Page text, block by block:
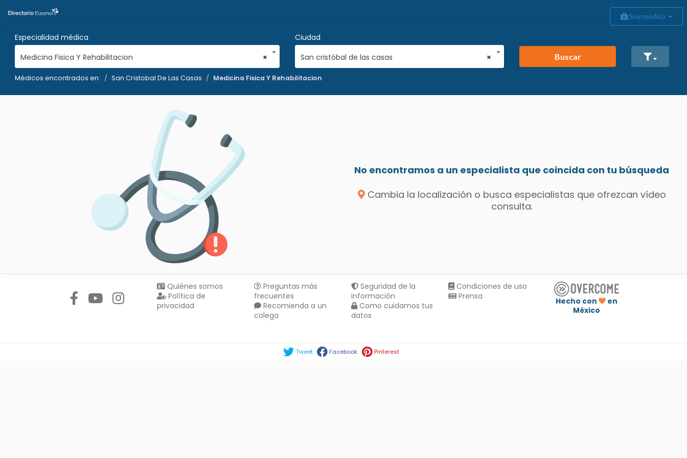
Soy médico
Especialidad médica
×
Medicina Fisica Y Rehabilitacion
Ciudad
×
San cristóbal de las casas Buscar
Médicos encontrados en: San Cristobal De Las Casas Medicina Fisica Y Rehabilitacion
No encontramos a un especialista que coincida con tu búsqueda
Cambia la localización o busca especialistas que ofrezcan vídeo
consulta.
Quiénes somos
Política de
privacidad
Preguntas más
frecuentes
Recomienda a un
colega
Seguridad de la
información
Como cuidamos tus
datos
Condiciones de uso
Prensa
Hecho con
en
México
Tweet Facebook Pinterest